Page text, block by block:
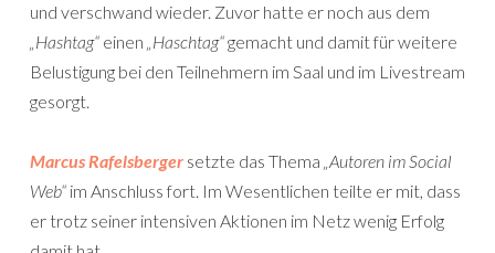
und verschwand wieder. Zuvor hatte er noch aus dem
„Hashtag“ einen „Haschtag“gemacht und damit für weitere
Belustigung bei den Teilnehmern im Saal und im Livestream
gesorgt.
Mar­cus Rafels­ber­ger setzte das Thema „Autoren im Social
Web“ im Anschluss fort. Im Wesentlichen teilte er mit, dass
er trotz seiner intensiven Aktionen im Netz wenig Erfolg